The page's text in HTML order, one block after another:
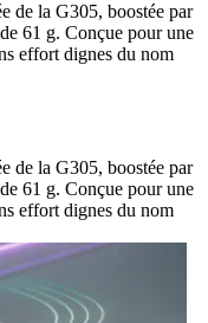
de la G305, boostée par
61 g. Conçue pour une
effort dignes du nom
de la G305, boostée par
61 g. Conçue pour une
effort dignes du nom